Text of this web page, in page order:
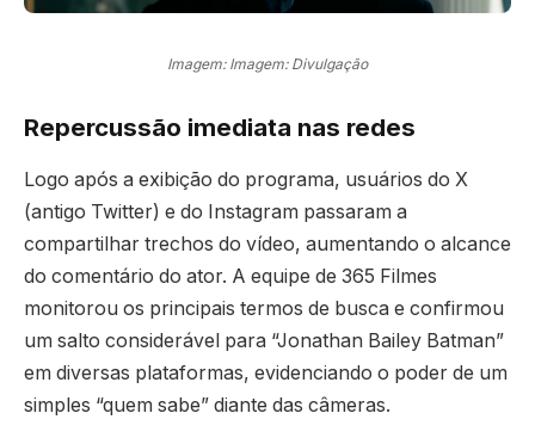
Imagem: Imagem: Divulgação
Repercussão imediata nas redes
Logo após a exibição do programa, usuários do X
(antigo Twitter) e do Instagram passaram a
compartilhar trechos do vídeo, aumentando o alcance
do comentário do ator. A equipe de 365 Filmes
monitorou os principais termos de busca e confirmou
um salto considerável para “Jonathan Bailey Batman”
em diversas plataformas, evidenciando o poder de um
simples “quem sabe” diante das câmeras.